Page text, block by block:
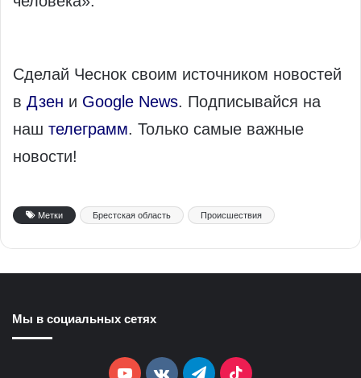
Сделай Чеснок своим источником новостей
в Дзен и Google News. Подписывайся на
наш телеграмм. Только самые важные
новости!
Метки Брестская область Происшествия
Мы в социальных сетях
YouTubevk.comTelegramTikTok